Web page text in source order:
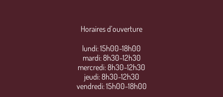
Horaires d’ouverture
lundi: 15h00-18h00
mardi: 8h30-12h30
mercredi: 8h30-12h30
jeudi: 8h30-12h30
vendredi: 15h00-18h00